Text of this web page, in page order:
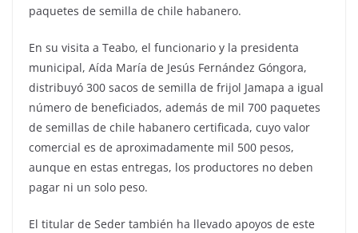
paquetes de semilla de chile habanero.
En su visita a Teabo, el funcionario y la presidenta
municipal, Aída María de Jesús Fernández Góngora,
distribuyó 300 sacos de semilla de frijol Jamapa a igual
número de beneficiados, además de mil 700 paquetes
de semillas de chile habanero certificada, cuyo valor
comercial es de aproximadamente mil 500 pesos,
aunque en estas entregas, los productores no deben
pagar ni un solo peso.
El titular de Seder también ha llevado apoyos de este